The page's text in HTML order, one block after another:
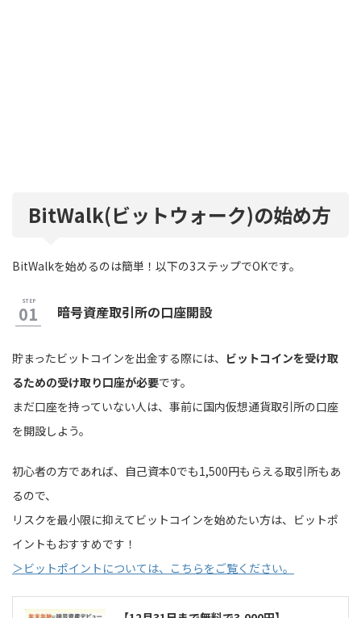
BitWalk(ビットウォーク)の始め方
BitWalkを始めるのは簡単！以下の3ステップでOKです。
暗号資産取引所の口座開設
貯まったビットコインを出金する際には、 ビットコインを受け取
るための受け取り口座が必要です。
まだ口座を持っていない人は、事前に国内仮想通貨取引所の口座
を開設しよう。
初心者の方であれば、自己資本0でも1,500円もらえる取引所もあ
るので、
リスクを最小限に抑えてビットコインを始めたい方は、ビットポ
イントもおすすめです！
＞ビットポイントについては、こちらをご覧ください。